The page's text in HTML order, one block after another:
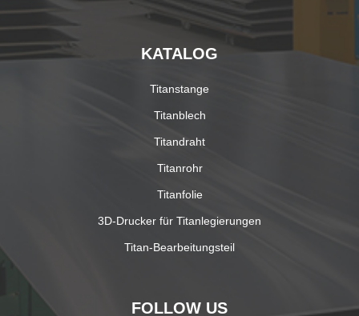
KATALOG
Titanstange
Titanblech
Titandraht
Titanrohr
Titanfolie
3D-Drucker für Titanlegierungen
Titan-Bearbeitungsteil
FOLLOW US